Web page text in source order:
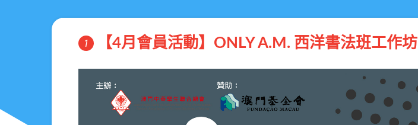
1 【4月會員活動】ONLY A.M. 西洋書法班工作坊